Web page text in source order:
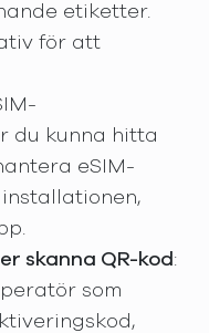
etiketter.
för att
du kunna hitta
eSIM-
skanna QR-kod :
som